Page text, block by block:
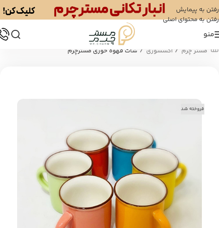
رفتن به پیمایش
رفتن به محتوای اصلی
منو
مستر چرم / اکسسوری / شات قهوه خوری مسترچرم
فروخته شد